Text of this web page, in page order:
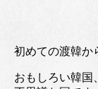
初めての渡韓か
おもしろい韓国